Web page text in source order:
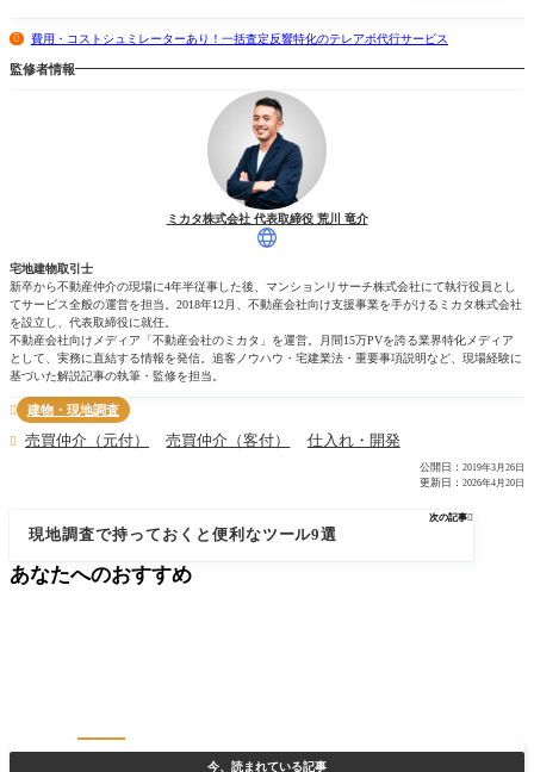
費用・コストシュミレーターあり！一括査定反響特化のテレアポ代行サービス
監修者情報
ミカタ株式会社 代表取締役 荒川 竜介
宅地建物取引士
新卒から不動産仲介の現場に4年半従事した後、マンションリサーチ株式会社にて執行役員とし
てサービス全般の運営を担当。2018年12月、不動産会社向け支援事業を手がけるミカタ株式会社
を設立し、代表取締役に就任。
不動産会社向けメディア「不動産会社のミカタ」を運営。月間15万PVを誇る業界特化メディア
として、実務に直結する情報を発信。追客ノウハウ・宅建業法・重要事項説明など、現場経験に
基づいた解説記事の執筆・監修を担当。
 建物・現地調査
 売買仲介（元付） 売買仲介（客付） 仕入れ・開発
公開日： 2019年3月26日
更新日： 2026年4月20日
次の記事
現地調査で持っておくと便利なツール9選
今、読まれている記事
あなたへのおすすめ